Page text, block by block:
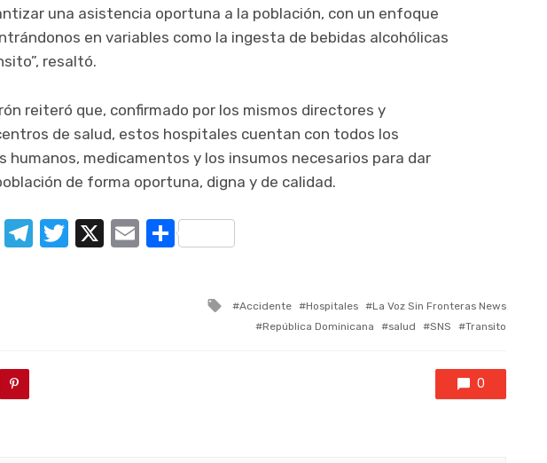
una asistencia oportuna a la población, con un enfoque
en variables como la ingesta de bebidas alcohólicas
resaltó.
reiteró que, confirmado por los mismos directores y
de salud, estos hospitales cuentan con todos los
humanos, medicamentos y los insumos necesarios para dar
de forma oportuna, digna y de calidad.
CopyTelegram
Twitter
X EmailCompartir
Tagged
Accidente Hospitales
La Voz Sin Fronteras News
República Dominicana
salud SNS Transito
0